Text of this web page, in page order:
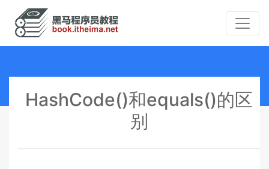
HashCode()和equals()的区
别